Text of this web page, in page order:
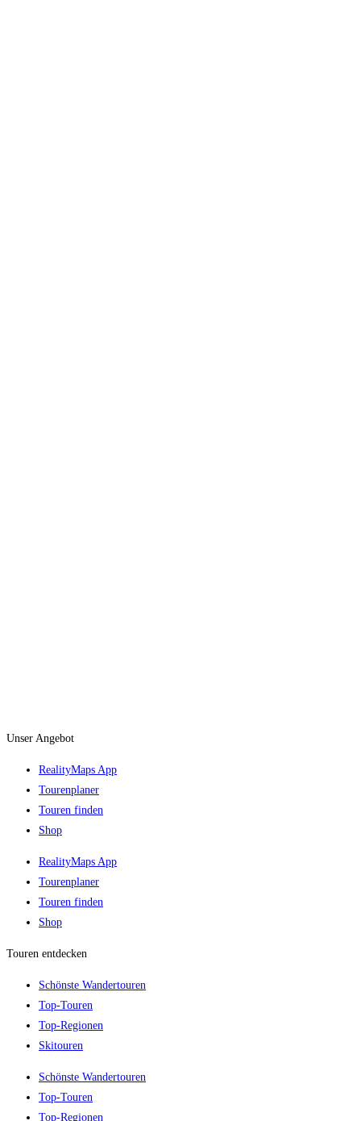
Unser Angebot
RealityMaps App
Tourenplaner
Touren finden
Shop
RealityMaps App
Tourenplaner
Touren finden
Shop
Touren entdecken
Schönste Wandertouren
Top-Touren
Top-Regionen
Skitouren
Schönste Wandertouren
Top-Touren
Top-Regionen